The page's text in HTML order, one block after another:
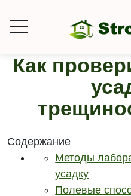
Как
Содержание
Методы
усадку
Полевые